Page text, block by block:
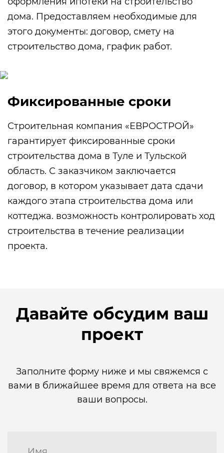
дома. Предоставляем необходимые для
этого документы: договор, смету на
строительство дома, график работ.
Фиксированные сроки
Строительная компания «ЕВРОСТРОЙ»
гарантирует фиксированные сроки
строительства дома в Туле и Тульской
область. С заказчиком заключается
договор, в котором указывает дата сдачи
каждого этапа строительства дома или
коттеджа. возможность контролировать ход
строительства в течение реализации
проекта.
Давайте обсудим ваш
проект
Заполните форму ниже и мы свяжемся с
вами в ближайшее время для ответа на все
ваши вопросы.